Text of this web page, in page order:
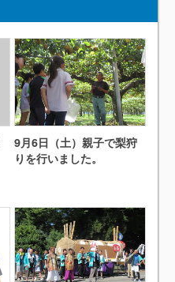
9月6日（土）親子で梨狩
りを行いました。